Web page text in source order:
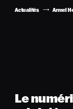
Actualités Armel
Le